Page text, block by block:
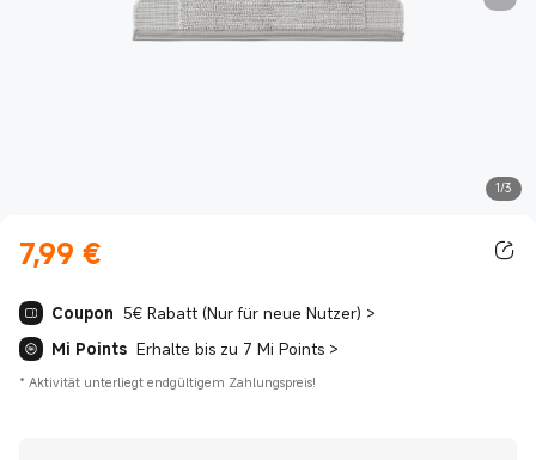
1/3
7,99 €
Current Price €7.99
Coupon 5€ Rabatt (Nur für neue Nutzer) >
Mi Points Erhalte bis zu 7 Mi Points >
* Aktivität unterliegt endgültigem Zahlungspreis!